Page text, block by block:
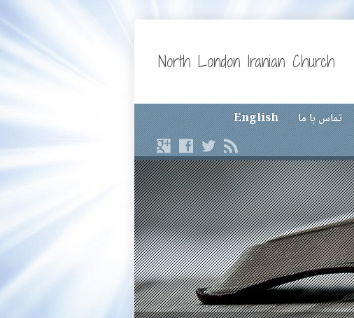
North London Iranian Church
تماس با ما English